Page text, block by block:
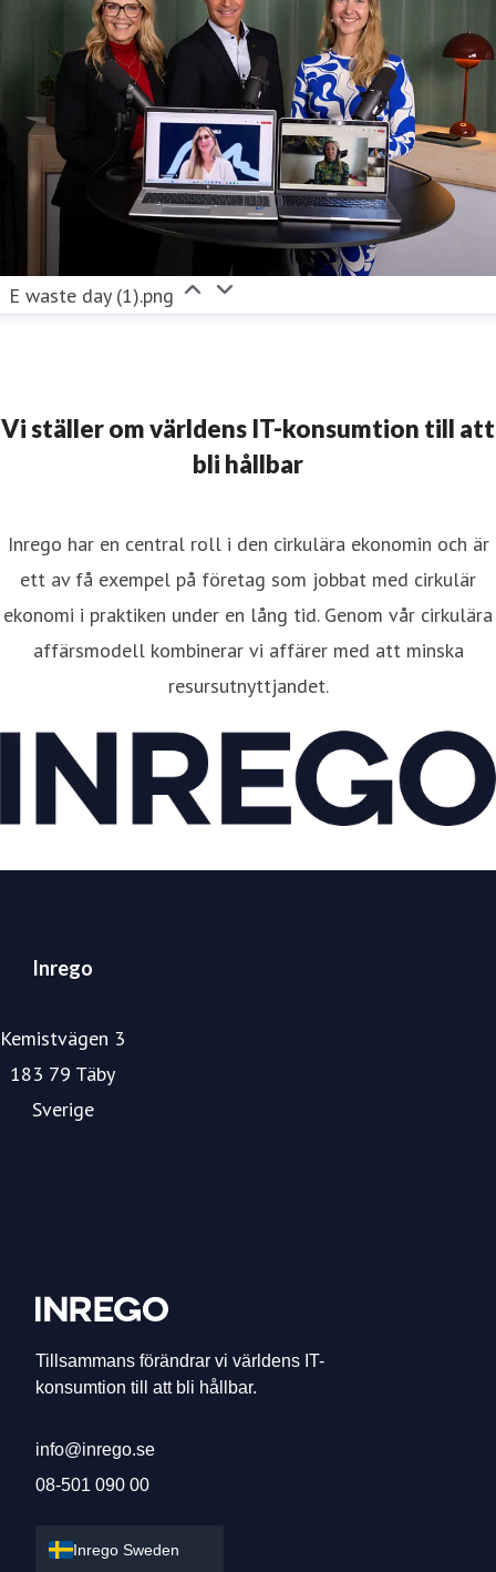
E waste day (1).png
Vi ställer om världens IT-konsumtion till att
bli hållbar
Inrego har en central roll i den cirkulära ekonomin och är
ett av få exempel på företag som jobbat med cirkulär
ekonomi i praktiken under en lång tid. Genom vår cirkulära
affärsmodell kombinerar vi affärer med att minska
resursutnyttjandet.
Inrego
Kemistvägen 3
183 79 Täby
Sverige